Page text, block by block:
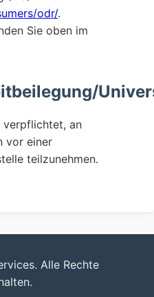
odr/.
Sie oben im
an
vor einer
teilzunehmen.
Alle Rechte